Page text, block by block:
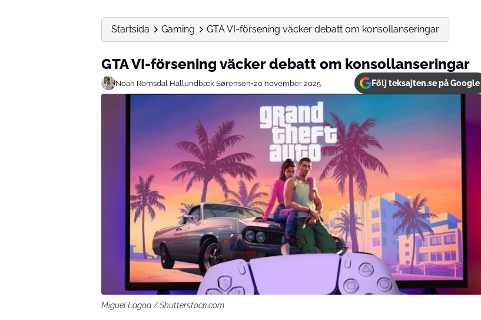
Startsida Gaming GTA VI-försening väcker debatt om konsollanseringar
GTA VI-försening väcker debatt om konsollanseringar
Noah Romsdal Hallundbæk Sørensen•20 november 2025 Följ teksajten.se på Google
Miguel Lagoa / Shutterstock.com